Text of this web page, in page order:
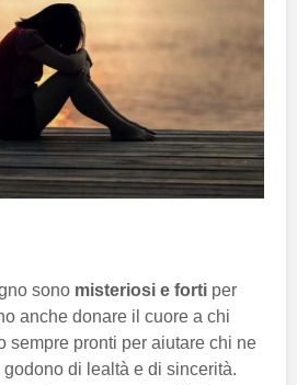
sono misteriosi e forti per
anche donare il cuore a chi
sempre pronti per aiutare chi ne
di lealtà e di sincerità.